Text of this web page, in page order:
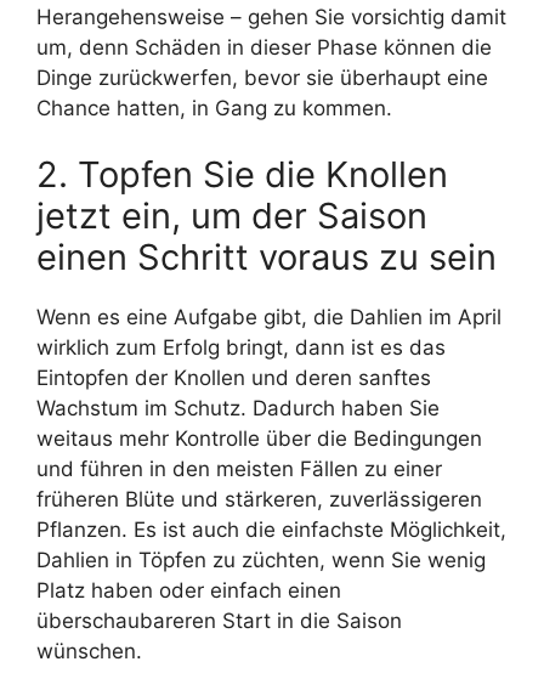
Herangehensweise – gehen Sie vorsichtig damit
um, denn Schäden in dieser Phase können die
Dinge zurückwerfen, bevor sie überhaupt eine
Chance hatten, in Gang zu kommen.
2. Topfen Sie die Knollen
jetzt ein, um der Saison
einen Schritt voraus zu sein
Wenn es eine Aufgabe gibt, die Dahlien im April
wirklich zum Erfolg bringt, dann ist es das
Eintopfen der Knollen und deren sanftes
Wachstum im Schutz. Dadurch haben Sie
weitaus mehr Kontrolle über die Bedingungen
und führen in den meisten Fällen zu einer
früheren Blüte und stärkeren, zuverlässigeren
Pflanzen. Es ist auch die einfachste Möglichkeit,
Dahlien in Töpfen zu züchten, wenn Sie wenig
Platz haben oder einfach einen
überschaubareren Start in die Saison
wünschen.